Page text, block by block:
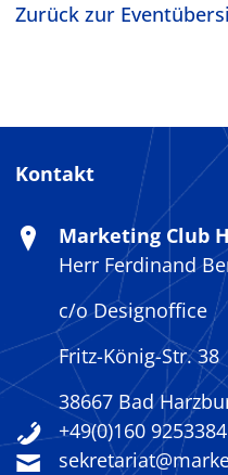
Zurück zur
Kontakt
Marketing Club
Herr Ferdinand
c/o Designoffice
Fritz-König-Str. 38
38667 Bad
+49(0)160